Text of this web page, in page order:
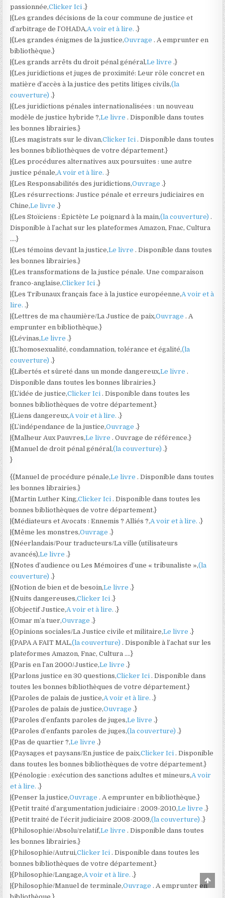
passionnée,Clicker Ici.}
|{Les grandes décisions de la cour commune de justice et
d’arbitrage de l’OHADA,A voir et à lire..}
|{Les grandes énigmes de la justice,Ouvrage. A emprunter en
bibliothèque.}
|{Les grands arrêts du droit pénal général,Le livre.}
|{Les juridictions et juges de proximité: Leur rôle concret en
matière d’accès à la justice des petits litiges civils,(la
couverture).}
|{Les juridictions pénales internationalisées : un nouveau
modèle de justice hybride ?,Le livre. Disponible dans toutes
les bonnes librairies.}
|{Les magistrats sur le divan,Clicker Ici. Disponible dans toutes
les bonnes bibliothèques de votre département.}
|{Les procédures alternatives aux poursuites : une autre
justice pénale,A voir et à lire..}
|{Les Responsabilités des juridictions,Ouvrage.}
|{Les résurrections: Justice pénale et erreurs judiciaires en
Chine,Le livre.}
|{Les Stoïciens : Épictète Le poignard à la main,(la couverture).
Disponible à l’achat sur les plateformes Amazon, Fnac, Cultura
….}
|{Les témoins devant la justice,Le livre. Disponible dans toutes
les bonnes librairies.}
|{Les transformations de la justice pénale. Une comparaison
franco-anglaise,Clicker Ici.}
|{Les Tribunaux français face à la justice européenne,A voir et à
lire..}
|{Lettres de ma chaumière/La Justice de paix,Ouvrage. A
emprunter en bibliothèque.}
|{Lévinas,Le livre.}
|{L’homosexualité, condamnation, tolérance et égalité,(la
couverture).}
|{Libertés et sûreté dans un monde dangereux,Le livre.
Disponible dans toutes les bonnes librairies.}
|{L’idée de justice,Clicker Ici. Disponible dans toutes les
bonnes bibliothèques de votre département.}
|{Liens dangereux,A voir et à lire..}
|{L’indépendance de la justice,Ouvrage.}
|{Malheur Aux Pauvres,Le livre. Ouvrage de référence.}
|{Manuel de droit pénal général,(la couverture).}
}
{{Manuel de procédure pénale,Le livre. Disponible dans toutes
les bonnes librairies.}
|{Martin Luther King,Clicker Ici. Disponible dans toutes les
bonnes bibliothèques de votre département.}
|{Médiateurs et Avocats : Ennemis ? Alliés ?,A voir et à lire..}
|{Même les monstres,Ouvrage.}
|{Néerlandais/Pour traducteurs/La ville (utilisateurs
avancés),Le livre.}
|{Notes d’audience ou Les Mémoires d’une « tribunaliste »,(la
couverture).}
|{Notion de bien et de besoin,Le livre.}
|{Nuits dangereuses,Clicker Ici.}
|{Objectif Justice,A voir et à lire..}
|{Omar m’a tuer,Ouvrage.}
|{Opinions sociales/La Justice civile et militaire,Le livre.}
|{PAPA A FAIT MAL,(la couverture). Disponible à l’achat sur les
plateformes Amazon, Fnac, Cultura ….}
|{Paris en l’an 2000/Justice,Le livre.}
|{Parlons justice en 30 questions,Clicker Ici. Disponible dans
toutes les bonnes bibliothèques de votre département.}
|{Paroles de palais de justice,A voir et à lire..}
|{Paroles de palais de justice,Ouvrage.}
|{Paroles d’enfants paroles de juges,Le livre.}
|{Paroles d’enfants paroles de juges,(la couverture).}
|{Pas de quartier ?,Le livre.}
|{Paysages et paysans/En justice de paix,Clicker Ici. Disponible
dans toutes les bonnes bibliothèques de votre département.}
|{Pénologie : exécution des sanctions adultes et mineurs,A voir
et à lire..}
|{Penser la justice,Ouvrage. A emprunter en bibliothèque.}
|{Petit traité d’argumentation judiciaire : 2009-2010,Le livre.}
|{Petit traité de l’écrit judiciaire 2008-2009,(la couverture).}
|{Philosophie/Absolu/relatif,Le livre. Disponible dans toutes
les bonnes librairies.}
|{Philosophie/Autrui,Clicker Ici. Disponible dans toutes les
bonnes bibliothèques de votre département.}
|{Philosophie/Langage,A voir et à lire..}
|{Philosophie/Manuel de terminale,Ouvrage. A emprunter en to
Top